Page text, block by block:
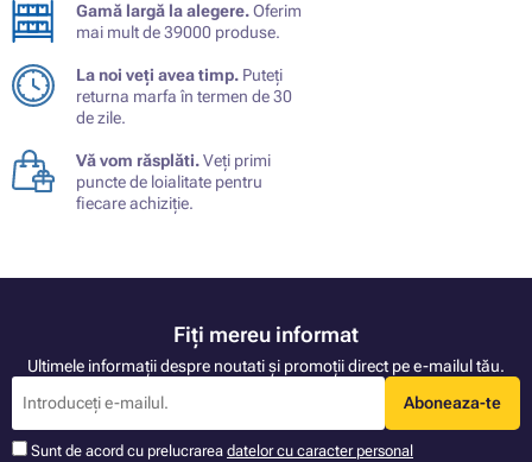
Gamă largă la alegere.Oferim
mai mult de 39000 produse.
La noi veți avea timp. Puteți
returna marfa în termen de 30
de zile.
Vă vom răsplăti.Veți primi
puncte de loialitate pentru
fiecare achiziție.
Fiți mereu informat
Ultimele informații despre noutati și promoții direct pe e-mailul tău.
Aboneaza-te
Sunt de acord cu prelucrarea datelor cu caracter personal